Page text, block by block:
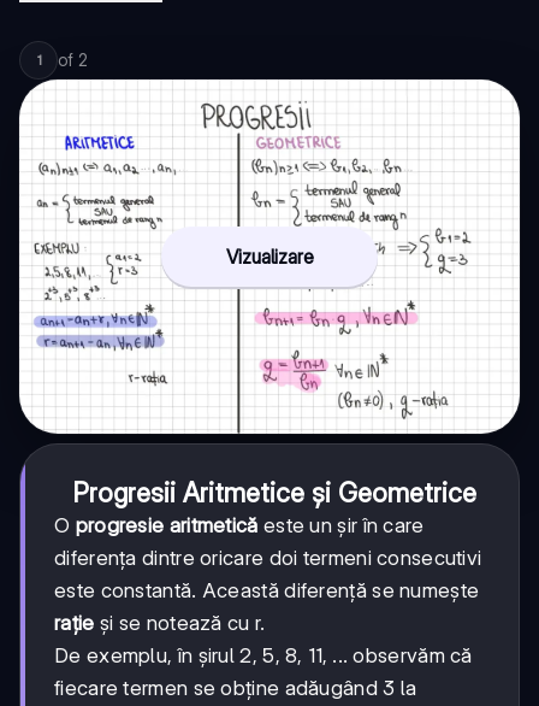
1 of 2
Vizualizare
Progresii Aritmetice și Geometrice
O progresie aritmetică este un șir în care
diferența dintre oricare doi termeni consecutivi
este constantă. Această diferență se numește
rație și se notează cu r.
De exemplu, în șirul 2, 5, 8, 11, ... observăm că
fiecare termen se obține adăugând 3 la